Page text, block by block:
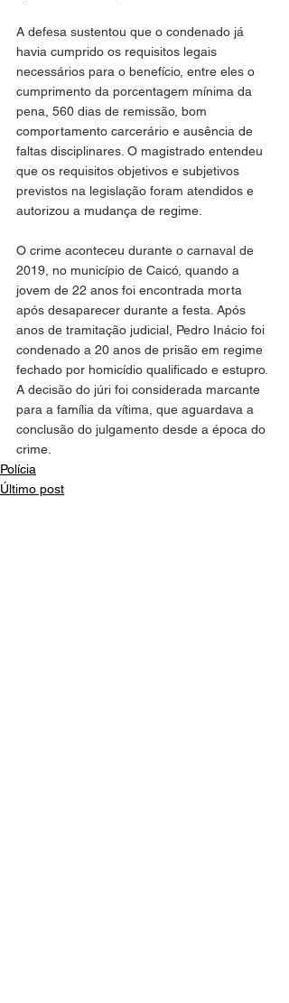
A defesa sustentou que o condenado já
havia cumprido os requisitos legais
necessários para o benefício, entre eles o
cumprimento da porcentagem mínima da
pena, 560 dias de remissão, bom
comportamento carcerário e ausência de
faltas disciplinares. O magistrado entendeu
que os requisitos objetivos e subjetivos
previstos na legislação foram atendidos e
autorizou a mudança de regime.
O crime aconteceu durante o carnaval de
2019, no município de Caicó, quando a
jovem de 22 anos foi encontrada morta
após desaparecer durante a festa. Após
anos de tramitação judicial, Pedro Inácio foi
condenado a 20 anos de prisão em regime
fechado por homicídio qualificado e estupro.
A decisão do júri foi considerada marcante
para a família da vítima, que aguardava a
conclusão do julgamento desde a época do
crime.
Polícia
Último post